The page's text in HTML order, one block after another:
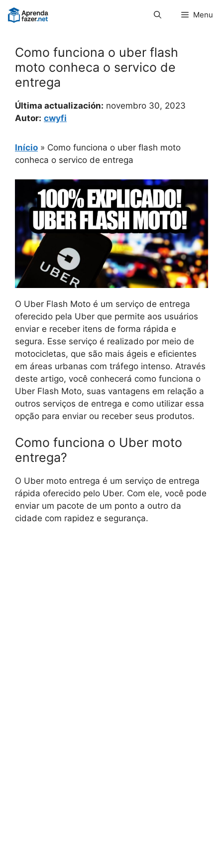
Pular
para
Menu
Como funciona o uber flash
moto conheca o servico de
entrega
Última actualización: novembro 30, 2023
Autor: cwyfi
Início » Como funciona o uber flash moto
conheca o servico de entrega
O Uber Flash Moto é um serviço de entrega
oferecido pela Uber que permite aos usuários
enviar e receber itens de forma rápida e
segura. Esse serviço é realizado por meio de
motocicletas, que são mais ágeis e eficientes
em áreas urbanas com tráfego intenso. Através
deste artigo, você conhecerá como funciona o
Uber Flash Moto, suas vantagens em relação a
outros serviços de entrega e como utilizar essa
opção para enviar ou receber seus produtos.
Como funciona o Uber moto
entrega?
O Uber moto entrega é um serviço de entrega
rápida oferecido pelo Uber. Com ele, você pode
enviar um pacote de um ponto a outro da
cidade com rapidez e segurança.